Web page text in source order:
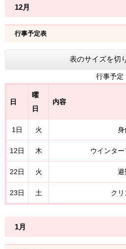
12月
行事予定表
表のサイズを切
行事予定
日
曜
日
内容
1日 火 身
12日 木 ウインタ
22日 火 避
23日 土 ク
1月